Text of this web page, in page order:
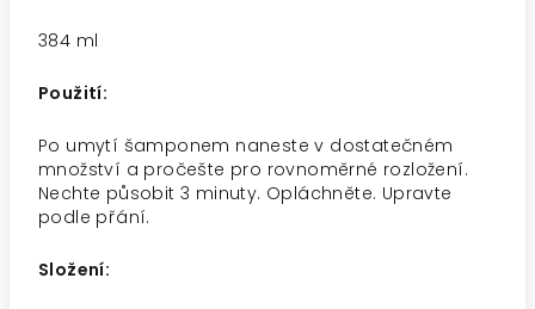
384 ml
Použití:
Po umytí šamponem naneste v dostatečném
množství a pročešte pro rovnoměrné rozložení.
Nechte působit 3 minuty. Opláchněte. Upravte
podle přání.
Složení: